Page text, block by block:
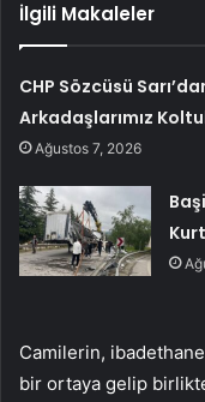
İlgili Makaleler
CHP Sözcüsü
Arkadaşlarımız
Ağustos 7, 2026
Camilerin,
bir ortaya gelip